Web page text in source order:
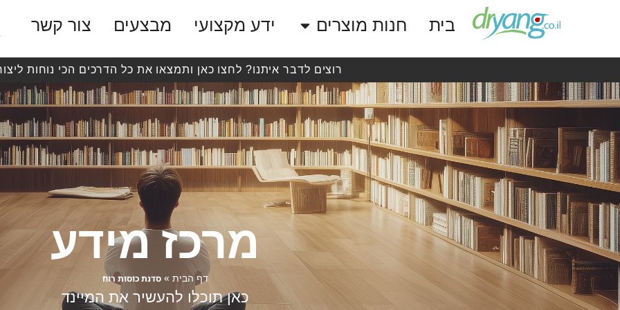
בית חנות מוצרים ידע מקצועי מבצעים צור קשר
רוצים לדבר איתנו? לחצו כאן ותמצאו את כל הדרכים הכי נוחות
מרכז מידע
דף הבית »סדנת כוסות רוח
כאן תוכלו להעשיר את המיינד